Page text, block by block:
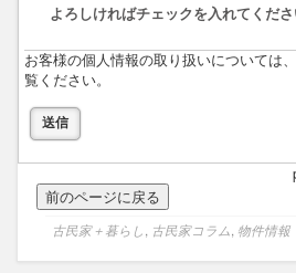
よろしければチェックを入れてくださ
お客様の個人情報の取り扱いについては、
覧ください。
古民家＋暮らし, 古民家コラム, 物件情報